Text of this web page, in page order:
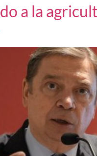
a la